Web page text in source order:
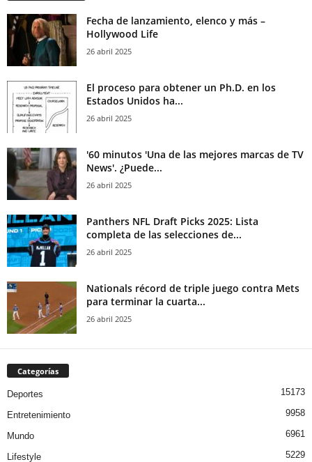
Fecha de lanzamiento, elenco y más –
Hollywood Life
26 abril 2025
El proceso para obtener un Ph.D. en los
Estados Unidos ha...
26 abril 2025
'60 minutos 'Una de las mejores marcas de TV
News'. ¿Puede...
26 abril 2025
Panthers NFL Draft Picks 2025: Lista
completa de las selecciones de...
26 abril 2025
Nationals récord de triple juego contra Mets
para terminar la cuarta...
26 abril 2025
Categorías
Deportes 15173
Entretenimiento 9958
Mundo 6961
Lifestyle 5229